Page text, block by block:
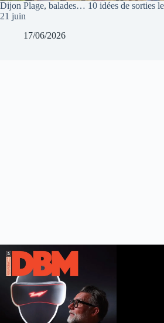
Dijon Plage, balades… 10 idées de sorties
21 juin
17/06/2026